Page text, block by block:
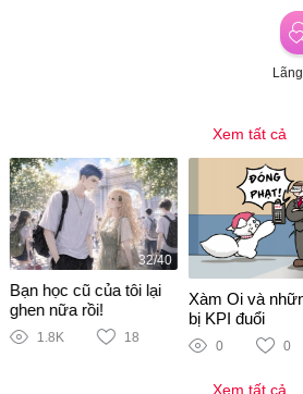
Xem tất cả
32/40
Bạn học cũ của tôi lại
ghen nữa rồi!
1.8K 18
Xàm Oi và
bị KPI đuổi
0 0
Xem tất cả